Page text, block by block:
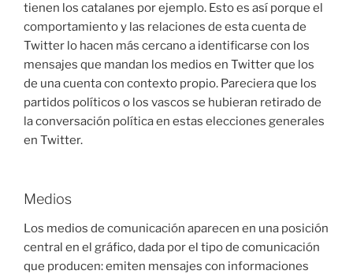
tienen los catalanes por ejemplo. Esto es así porque el
comportamiento y las relaciones de esta cuenta de
Twitter lo hacen más cercano a identificarse con los
mensajes que mandan los medios en Twitter que los
de una cuenta con contexto propio. Pareciera que los
partidos políticos o los vascos se hubieran retirado de
la conversación política en estas elecciones generales
en Twitter.
Medios
Los medios de comunicación aparecen en una posición
central en el gráfico, dada por el tipo de comunicación
que producen: emiten mensajes con informaciones